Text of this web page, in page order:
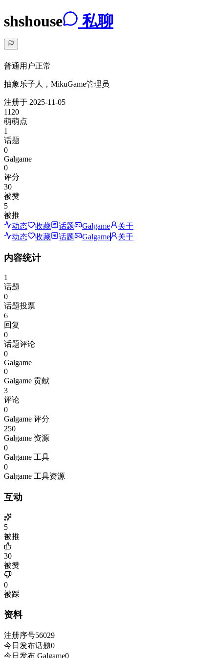
shshouse 私聊
普通用户正常
抽象乐子人，MikuGame管理员
注册于 2025-11-05
1120
萌萌点
1
话题
0
Galgame
0
评分
30
被赞
5
被推
动态
收藏 话题 Galgame
关于
动态
收藏 话题 Galgame 关于
内容统计
1
话题
0
话题投票
6
回复
0
话题评论
0
Galgame
0
Galgame 贡献
3
评论
0
Galgame 评分
250
Galgame 资源
0
Galgame 工具
0
Galgame 工具资源
互动
5
被推
30
被赞
0
被踩
资料
注册序号56029
今日发布话题0
今日发布 Galgame0